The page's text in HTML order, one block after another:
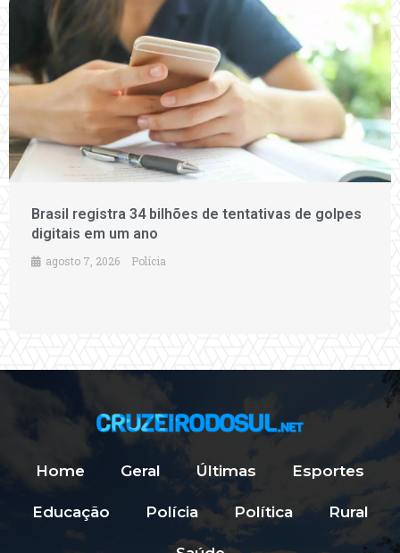
Brasil registra 34 bilhões de tentativas de golpes
digitais em um ano
agosto 7, 2026 Polícia
Home Geral Últimas Esportes
Educação Polícia Política Rural